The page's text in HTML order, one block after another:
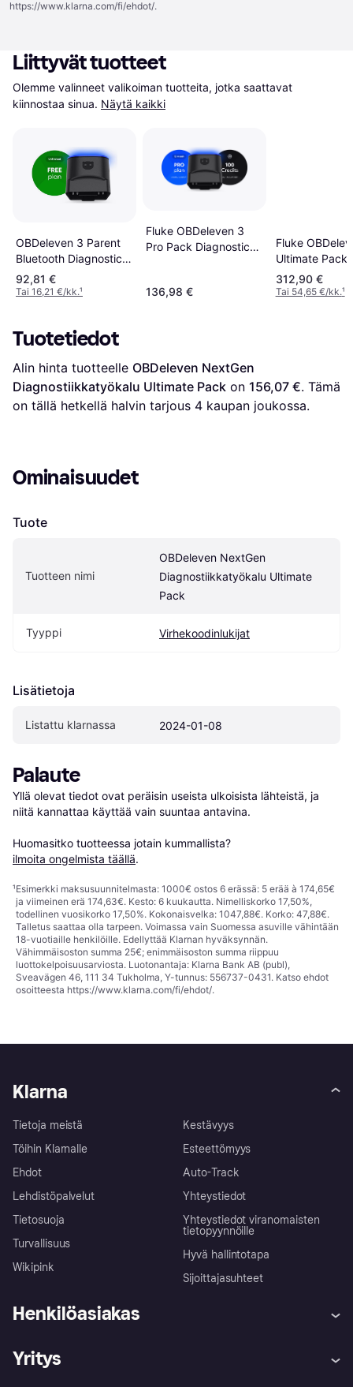
https://www.klarna.com/fi/ehdot/.
Liittyvät tuotteet
Olemme valinneet valikoiman tuotteita, jotka saattavat
kiinnostaa sinua. Näytä kaikki
OBDeleven 3 Parent
Bluetooth Diagnostic
Automobile
92,81 €
Tai 16,21 €/kk.¹
Fluke OBDeleven 3
Pro Pack Diagnostic
136,98 €
Fluke
Ultimate Pack
Diagnostic
312,90 €
Tai 54,65 €/kk.¹
Tuotetiedot
Alin hinta tuotteelle OBDeleven NextGen
Diagnostiikkatyökalu Ultimate Pack on 156,07 €. Tämä
on tällä hetkellä halvin tarjous 4 kaupan joukossa.
Ominaisuudet
Tuote
Tuotteen nimi
OBDeleven NextGen
Diagnostiikkatyökalu Ultimate
Pack
Tyyppi Virhekoodinlukijat
Lisätietoja
Listattu klarnassa 2024-01-08
Palaute
Yllä olevat tiedot ovat peräisin useista ulkoisista lähteistä, ja
niitä kannattaa käyttää vain suuntaa antavina.
Huomasitko tuotteessa jotain kummallista?
ilmoita ongelmista täällä.
¹Esimerkki maksusuunnitelmasta: 1000€ ostos 6 erässä: 5 erää à 174,65€
ja viimeinen erä 174,63€. Kesto: 6 kuukautta. Nimelliskorko 17,50%,
todellinen vuosikorko 17,50%. Kokonaisvelka: 1047,88€. Korko: 47,88€.
Talletus saattaa olla tarpeen. Voimassa vain Suomessa asuville vähintään
18-vuotiaille henkilöille. Edellyttää Klarnan hyväksynnän.
Vähimmäisoston summa 25€; enimmäisoston summa riippuu
luottokelpoisuusarviosta. Luotonantaja: Klarna Bank AB (publ),
Sveavägen 46, 111 34 Tukholma, Y-tunnus: 556737-0431. Katso ehdot
osoitteesta https://www.klarna.com/fi/ehdot/.
Klarna
Tietoja meistä
Töihin Klarnalle
Ehdot
Lehdistöpalvelut
Tietosuoja
Turvallisuus
Wikipink
Kestävyys
Esteettömyys
Auto-Track
Yhteystiedot
Yhteystiedot viranomaisten
tietopyynnöille
Hyvä hallintotapa
Sijoittajasuhteet
Henkilöasiakas
Ohje
Kirjaudu sisään
Yritys